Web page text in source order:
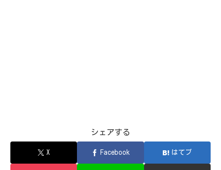
シェアする
X Facebook はてブ